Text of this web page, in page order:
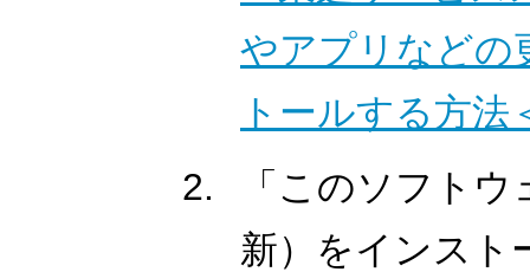
やアプリなどの
トールする方法
「このソフト
新）をインスト